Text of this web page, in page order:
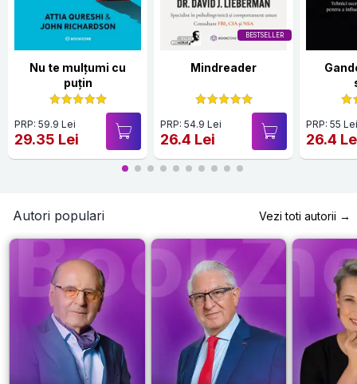
Nu te mulțumi cu
puțin
PRP: 59.9 Lei
29.35 Lei
BESTSELLER
Mindreader
PRP: 54.9 Lei
26.4 Lei
PRP: 55
26.4
Autori populari Vezi toti autorii →